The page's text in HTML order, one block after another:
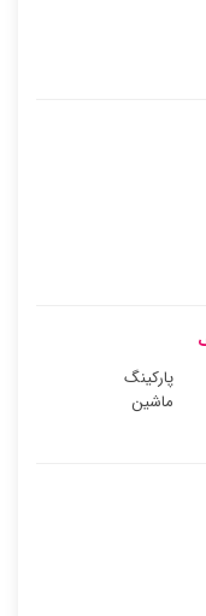
پارکینگ
ماشین